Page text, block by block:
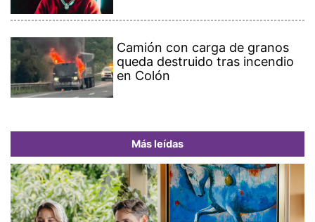
Camión con carga de granos
queda destruido tras incendio
en Colón
Más leídas